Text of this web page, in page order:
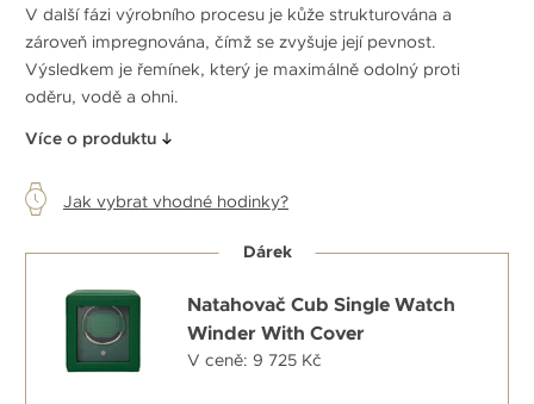
V další fázi výrobního procesu je kůže strukturována a
zároveň impregnována, čímž se zvyšuje její pevnost.
Výsledkem je řemínek, který je maximálně odolný proti
oděru, vodě a ohni.
Více o produktu
Jak vybrat vhodné hodinky?
Dárek
Natahovač Cub Single Watch
Winder With Cover
V ceně: 9 725 Kč